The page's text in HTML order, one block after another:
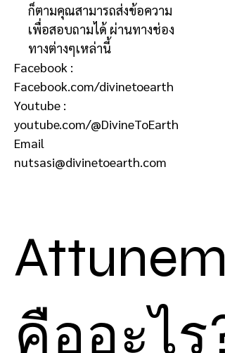
ก็ตามคุณสามารถส่งข้อความ
เพื่อสอบถามได้ ผ่านทางช่อง
ทางต่างๆเหล่านี้
Facebook :
Facebook.com/divinetoearth
Youtube :
youtube.com/@DivineToEarth
Email
nutsasi@divinetoearth.com
คืออะไร?